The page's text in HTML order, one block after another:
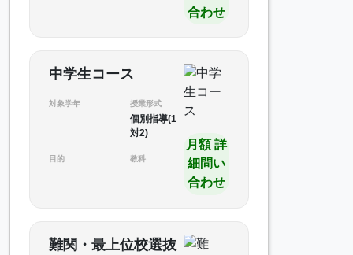
合わせ
中学生コース
対象学年 授業形式
個別指導(1
対2)
目的 教科
月額 詳
細問い
合わせ
難関・最上位校選抜